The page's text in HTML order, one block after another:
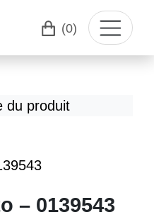
(0)
– 0139543